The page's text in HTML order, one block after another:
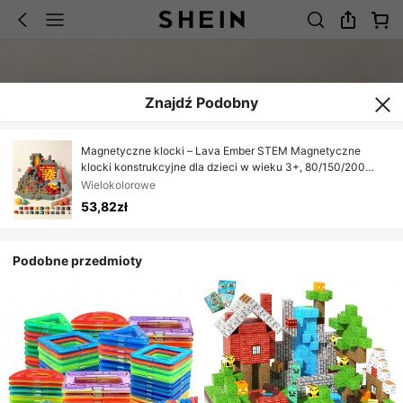
Znajdź Podobny
Magnetyczne klocki – Lava Ember STEM Magnetyczne
klocki konstrukcyjne dla dzieci w wieku 3+, 80/150/200
elementów, kreatywny zestaw konstrukcyjny 3D,
edukacyjny prezent urodzinowy/na początek szkoły dla
chłopców i dziewcząt
Wielokolorowe
53,82zł
Podobne przedmioty